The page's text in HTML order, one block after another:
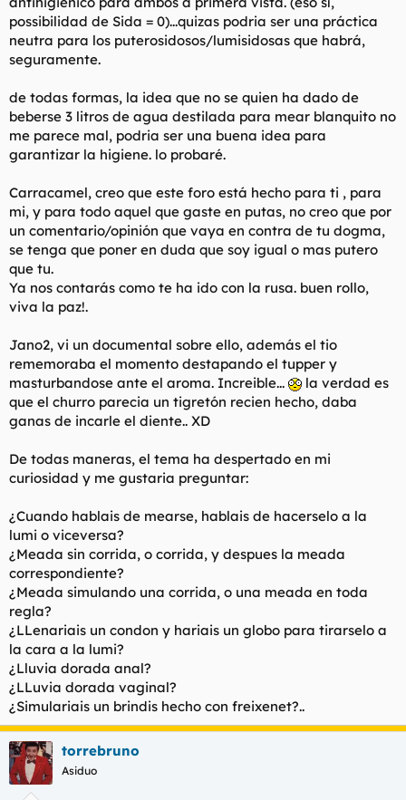
possibilidad de Sida = 0)...quizas podria ser una práctica
neutra para los puterosidosos/lumisidosas que habrá,
seguramente.
de todas formas, la idea que no se quien ha dado de
beberse 3 litros de agua destilada para mear blanquito no
me parece mal, podria ser una buena idea para
garantizar la higiene. lo probaré.
Carracamel, creo que este foro está hecho para ti , para
mi, y para todo aquel que gaste en putas, no creo que por
un comentario/opinión que vaya en contra de tu dogma,
se tenga que poner en duda que soy igual o mas putero
que tu.
Ya nos contarás como te ha ido con la rusa. buen rollo,
viva la paz!.
Jano2, vi un documental sobre ello, además el tio
rememoraba el momento destapando el tupper y
masturbandose ante el aroma. Increible...
la verdad es
que el churro parecia un tigretón recien hecho, daba
ganas de incarle el diente.. XD
De todas maneras, el tema ha despertado en mi
curiosidad y me gustaria preguntar:
¿Cuando hablais de mearse, hablais de hacerselo a la
lumi o viceversa?
¿Meada sin corrida, o corrida, y despues la meada
correspondiente?
¿Meada simulando una corrida, o una meada en toda
regla?
¿LLenariais un condon y hariais un globo para tirarselo a
la cara a la lumi?
¿Lluvia dorada anal?
¿LLuvia dorada vaginal?
¿Simulariais un brindis hecho con freixenet?..
torrebruno
Asiduo